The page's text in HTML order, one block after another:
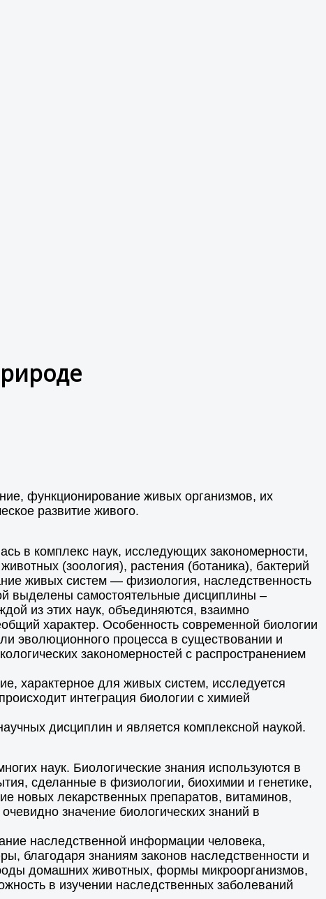
функционирование живых организмов, их
развитие живого.
в комплекс наук, исследующих закономерности,
(зоология), растения (ботаника), бактерий
живых систем — физиология, наследственность
выделены самостоятельные дисциплины –
из этих наук, объединяются, взаимно
характер. Особенность современной биологии
эволюционного процесса в существовании и
закономерностей с распространением
характерное для живых систем, исследуется
интеграция биологии с химией
дисциплин и является комплексной наукой.
наук. Биологические знания используются в
сделанные в физиологии, биохимии и генетике,
новых лекарственных препаратов, витаминов,
значение биологических знаний в
наследственной информации человека,
благодаря знаниям законов наследственности и
домашних животных, формы микроорганизмов,
в изучении наследственных заболеваний